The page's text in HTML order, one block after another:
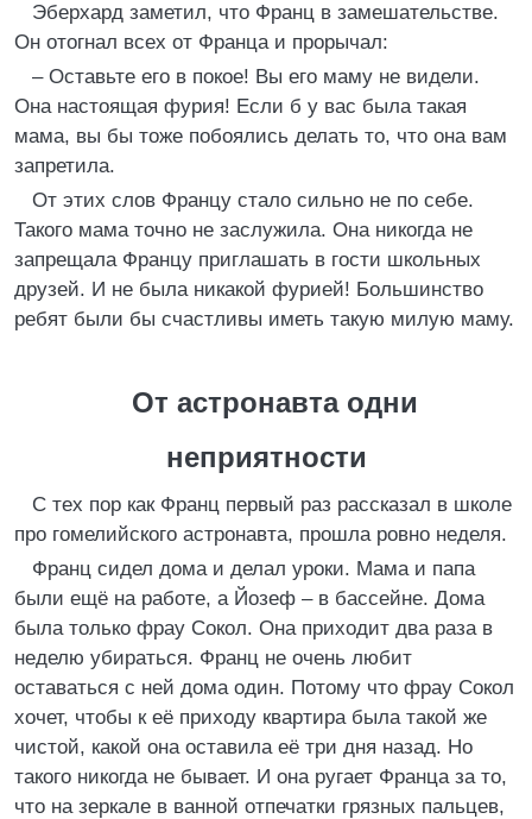
Эберхард заметил, что Франц в замешательстве.
Он отогнал всех от Франца и прорычал:
– Оставьте его в покое! Вы его маму не видели.
Она настоящая фурия! Если б у вас была такая
мама, вы бы тоже побоялись делать то, что она вам
запретила.
От этих слов Францу стало сильно не по себе.
Такого мама точно не заслужила. Она никогда не
запрещала Францу приглашать в гости школьных
друзей. И не была никакой фурией! Большинство
ребят были бы счастливы иметь такую милую маму.
От астронавта одни
неприятности
С тех пор как Франц первый раз рассказал в школе
про гомелийского астронавта, прошла ровно неделя.
Франц сидел дома и делал уроки. Мама и папа
были ещё на работе, а Йозеф – в бассейне. Дома
была только фрау Сокол. Она приходит два раза в
неделю убираться. Франц не очень любит
оставаться с ней дома один. Потому что фрау Сокол
хочет, чтобы к её приходу квартира была такой же
чистой, какой она оставила её три дня назад. Но
такого никогда не бывает. И она ругает Франца за то,
что на зеркале в ванной отпечатки грязных пальцев,